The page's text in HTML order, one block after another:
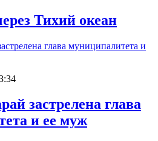
Тихий океан
застрелена глава
и ее муж